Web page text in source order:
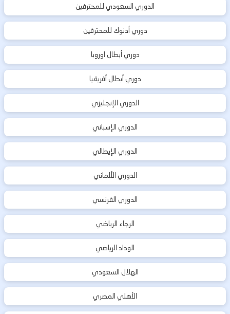
الدوري السعودي للمحترفين
دوري أدنوك للمحترفين
دوري أبطال اوروبا
دوري أبطال أفريقيا
الدوري الإنجليزي
الدوري الإسباني
الدوري الإيطالي
الدوري الألماني
الدوري الفرنسي
الرجاء الرياضي
الوداد الرياضي
الهلال السعودي
الأهلي المصري